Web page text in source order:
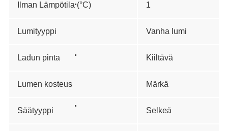
Ilman Lämpötila (°C) 1
Lumityyppi Vanha lumi
Ladun pinta Kiiltävä
Lumen kosteus Märkä
Säätyyppi Selkeä